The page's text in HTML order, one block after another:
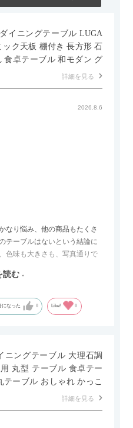
イニングテーブル LUGA
ク天板 棚付き 長方形 石
食卓テーブル 和モダン グ
詳細を見る
2026.8.6
なり悩み、他の商品もたくさ
テーブルはないという結論に
色味も大きさも、写真通りで
りが良く、汚れも拭きやすい
が冷たいので冬にどうなるの
読む
になった 0 Like! 0
ニングテーブル 大理石調
丸型 テーブル 食卓テー
ーブル おしゃれ かっこ
詳細を見る